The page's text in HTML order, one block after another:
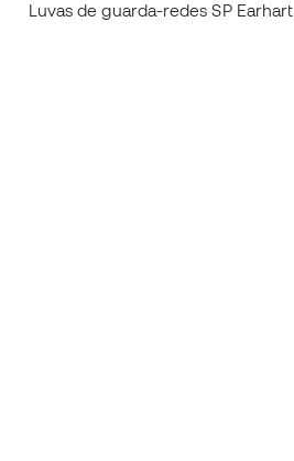
Luvas de guarda-redes SP Earhart